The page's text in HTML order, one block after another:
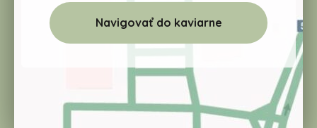
Navigovať do kaviarne